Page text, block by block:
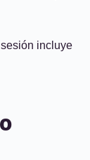
incluye